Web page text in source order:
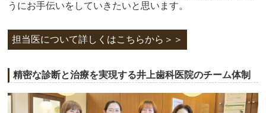
うにお手伝いをしていきたいと思います。
担当医について詳しくはこちらから＞＞
精密な診断と治療を実現する井上歯科医院のチーム体制